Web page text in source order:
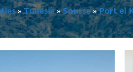
»Tunesië»Sousse»Port el